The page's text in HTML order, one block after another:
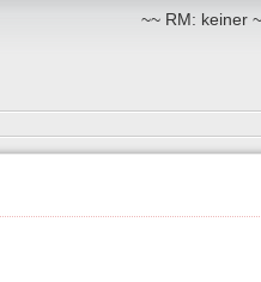
~~ RM: keiner